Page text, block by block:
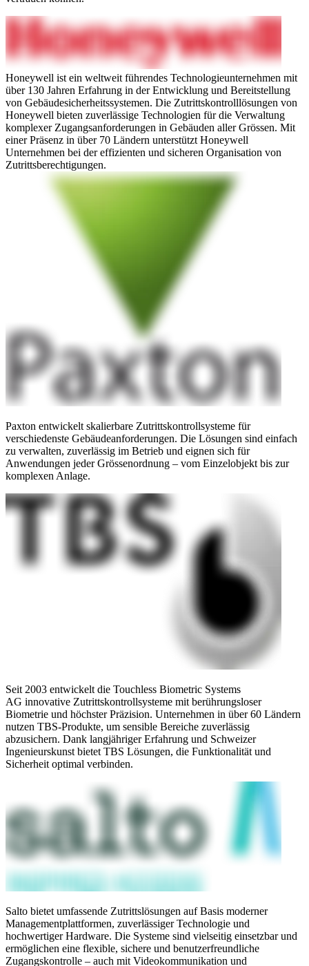
Honeywell ist ein weltweit führendes Technologieunternehmen mit
über 130 Jahren Erfahrung in der Entwicklung und Bereitstellung
von Gebäudesicherheitssystemen. Die Zutrittskontrolllösungen von
Honeywell bieten zuverlässige Technologien für die Verwaltung
komplexer Zugangsanforderungen in Gebäuden aller Grössen. Mit
einer Präsenz in über 70 Ländern unterstützt Honeywell
Unternehmen bei der effizienten und sicheren Organisation von
Zutrittsberechtigungen.
Paxton entwickelt skalierbare Zutrittskontrollsysteme für
verschiedenste Gebäudeanforderungen. Die Lösungen sind einfach
zu verwalten, zuverlässig im Betrieb und eignen sich für
Anwendungen jeder Grössenordnung – vom Einzelobjekt bis zur
komplexen Anlage.
Seit 2003 entwickelt die Touchless Biometric Systems
AG innovative Zutrittskontrollsysteme mit berührungsloser
Biometrie und höchster Präzision. Unternehmen in über 60 Ländern
nutzen TBS-Produkte, um sensible Bereiche zuverlässig
abzusichern. Dank langjähriger Erfahrung und Schweizer
Ingenieurskunst bietet TBS Lösungen, die Funktionalität und
Sicherheit optimal verbinden.
Salto bietet umfassende Zutrittslösungen auf Basis moderner
Managementplattformen, zuverlässiger Technologie und
hochwertiger Hardware. Die Systeme sind vielseitig einsetzbar und
ermöglichen eine flexible, sichere und benutzerfreundliche
Zugangskontrolle – auch mit Videokommunikation und